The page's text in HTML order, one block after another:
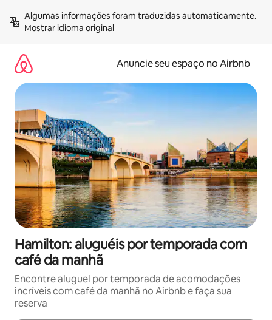
para
Mostrar idioma original
Anuncie seu espaço no Airbnb
Hamilton: aluguéis por temporada com
café da manhã
Encontre aluguel por temporada de acomodações
incríveis com café da manhã no Airbnb e faça sua
reserva